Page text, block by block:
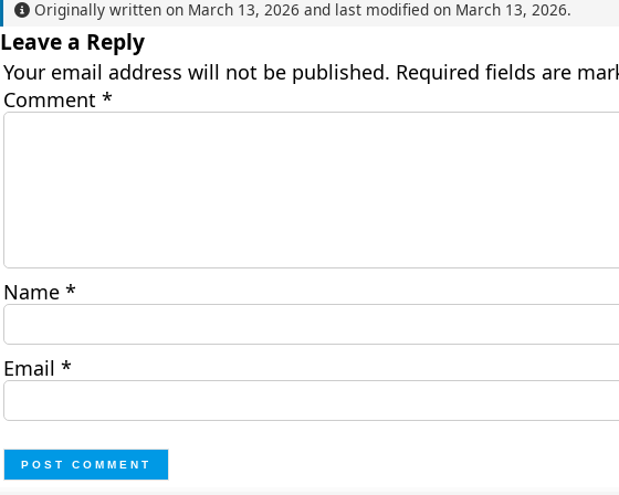
Originally written on March 13, 2026 and last modified on March 13, 2026.
Leave a Reply
Your email address will not be published. Required fields are
Comment *
Name *
Email *